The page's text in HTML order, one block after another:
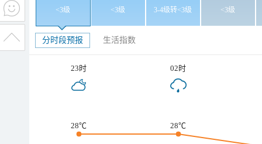
<3级 <3级 3-4级转<3级 <3级
分时段预报 生活指数
23时 02时
28℃ 28℃